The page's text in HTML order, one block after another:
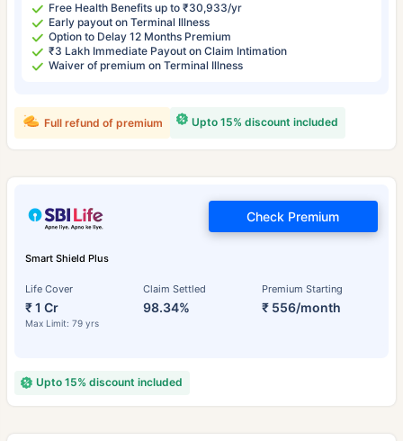
Free Health Benefits up to ₹30,933/yr
Early payout on Terminal Illness
Option to Delay 12 Months Premium
₹3 Lakh Immediate Payout on Claim Intimation
Waiver of premium on Terminal Illness
Upto 15% discount included
Full refund of premium
Smart Shield Plus
Life Cover
₹ 1 Cr
Max Limit: 79 yrs
Claim Settled
98.34%
Premium Starting
₹ 556/month
Check Premium
Upto 15% discount included